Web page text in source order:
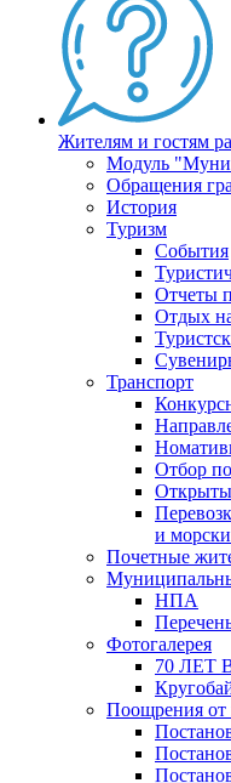
Жителям и гостям
Модуль
Обращения
История
Туризм
События
Отчеты
Отдых
Транспорт
Отбор
и
Почетные
НПА
Фотогалерея
70 ЛЕТ
Поощрения от